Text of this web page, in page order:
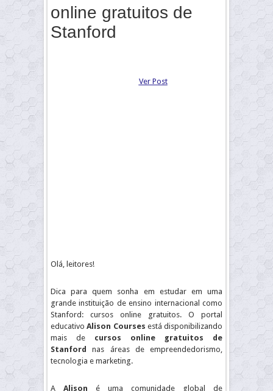
online gratuitos de
Stanford
Ver Post
Olá, leitores!
Dica para quem sonha em estudar em uma
grande instituição de ensino internacional como
Stanford: cursos online gratuitos. O portal
educativoAlison Courses está disponibilizando
mais de cursos online gratuitos de
Stanfordnas áreas de empreendedorismo,
tecnologia e marketing.
A Alison é uma comunidade global de